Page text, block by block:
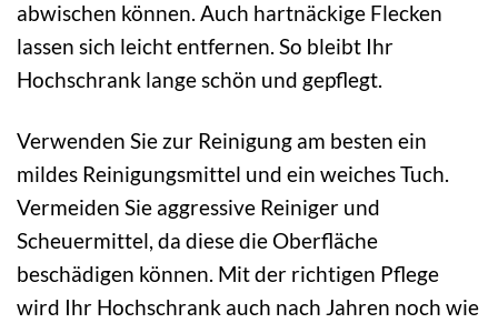
abwischen können. Auch hartnäckige Flecken
lassen sich leicht entfernen. So bleibt Ihr
Hochschrank lange schön und gepflegt.
Verwenden Sie zur Reinigung am besten ein
mildes Reinigungsmittel und ein weiches Tuch.
Vermeiden Sie aggressive Reiniger und
Scheuermittel, da diese die Oberfläche
beschädigen können. Mit der richtigen Pflege
wird Ihr Hochschrank auch nach Jahren noch wie